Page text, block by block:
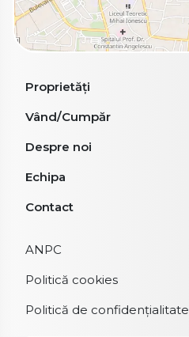
Proprietăți
Vând/Cumpăr
Despre noi
Echipa
Contact
ANPC
Politică cookies
Politică de confidențialitate